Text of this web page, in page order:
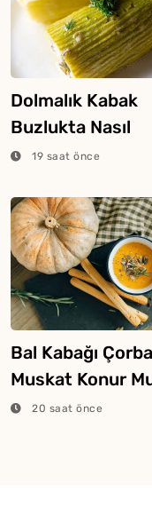
Dolmalık Kabak
Buzlukta Nasıl
Saklanır?
19 saat önce
Bal Kabağı
Muskat Konur
20 saat önce